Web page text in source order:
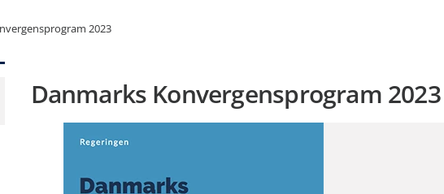
2023
Danmarks Konvergensprogram 2023